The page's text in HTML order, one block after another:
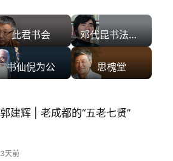
此君书会
郭建辉 | 老成都的“五老七贤”